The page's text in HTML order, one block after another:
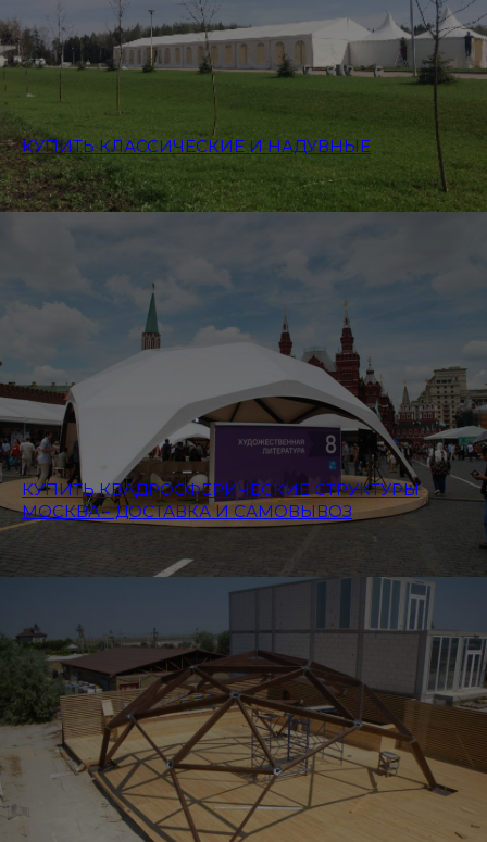
КУПИТЬ КЛАССИЧЕСКИЕ И НАДУВНЫЕ
КУПИТЬ КВАДРОСФЕРИЧЕСКИЕ СТРУКТУРЫ
МОСКВА - ДОСТАВКА И САМОВЫВОЗ